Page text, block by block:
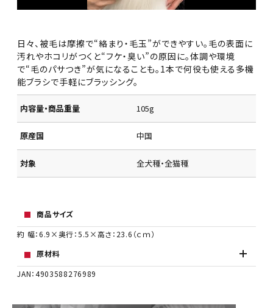
日々、被毛は摩擦で“絡まり・毛玉”ができやすい。毛の表面に
汚れやホコリがつくと“フケ・臭い”の原因に。体調や環境
で“毛のパサつき”が気になることも。1本で何役も使える多機
能ブラシで手軽にブラッシング。
内容量・商品重量 105g
原産国 中国
対象 全犬種・全猫種
商品サイズ
約 幅：6.9×奥行：5.5×高さ：23.6（ｃｍ）
原材料
JAN：4903588276989